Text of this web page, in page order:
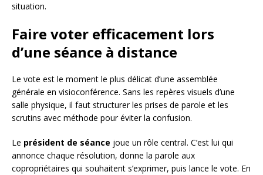
situation.
Faire voter efficacement lors
d’une séance à distance
Le vote est le moment le plus délicat d’une assemblée
générale en visioconférence. Sans les repères visuels d’une
salle physique, il faut structurer les prises de parole et les
scrutins avec méthode pour éviter la confusion.
Le président de séance joue un rôle central. C’est lui qui
annonce chaque résolution, donne la parole aux
copropriétaires qui souhaitent s’exprimer, puis lance le vote. En